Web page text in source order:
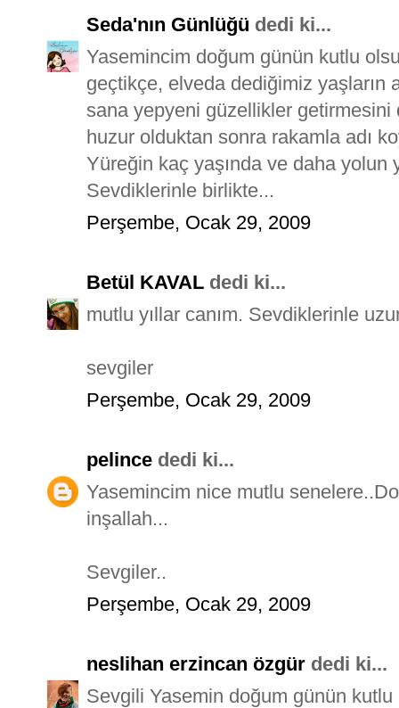
Seda'nın Günlüğü dedi ki...
Yasemincim doğum günün kutlu
geçtikçe, elveda dediğimiz yaşların
sana yepyeni güzellikler
huzur olduktan sonra rakamla adı
Yüreğin kaç yaşında ve daha yolun
Sevdiklerinle birlikte...
Perşembe, Ocak 29, 2009
Betül KAVAL dedi ki...
mutlu yıllar canım. Sevdiklerinle
sevgiler
Perşembe, Ocak 29, 2009
pelince dedi ki...
Yasemincim nice mutlu
inşallah...
Sevgiler..
Perşembe, Ocak 29, 2009
neslihan erzincan özgür dedi ki...
Sevgili Yasemin doğum günün